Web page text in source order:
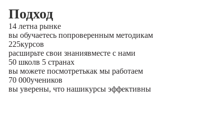
Подход
14 летна рынке
вы обучаетесь попроверенным методикам
225курсов
расширьте свои знаниявместе с нами
50 школв 5 странах
вы можете посмотретькак мы работаем
70 000учеников
вы уверены, что нашикурсы эффективны